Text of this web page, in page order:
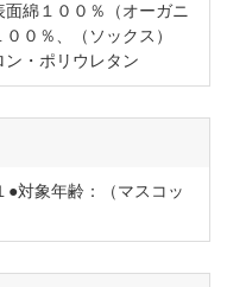
綿１００％（オーガニ
０％、（ソックス）
・ポリウレタン
●対象年齢：（マスコッ